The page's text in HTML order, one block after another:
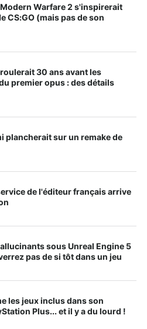
Warfare 2 s'inspirerait
CS:GO (mais pas de son
30 ans avant les
premier opus : des détails
plancherait sur un remake de
de l'éditeur français arrive
sous Unreal Engine 5
pas de si tôt dans un jeu
les jeux inclus dans son
Plus... et il y a du lourd !